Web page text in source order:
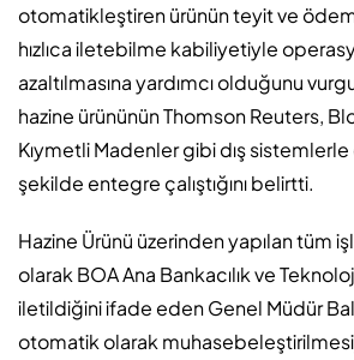
otomatikleştiren ürünün teyit ve
hızlıca iletebilme kabiliyetiyle
azaltılmasına yardımcı olduğunu
hazine ürününün Thomson Reuters,
Kıymetli Madenler gibi dış
şekilde entegre çalıştığını belirtti.
Hazine Ürünü üzerinden yapılan tüm
olarak BOA Ana Bankacılık ve
iletildiğini ifade eden Genel Müdür
otomatik olarak